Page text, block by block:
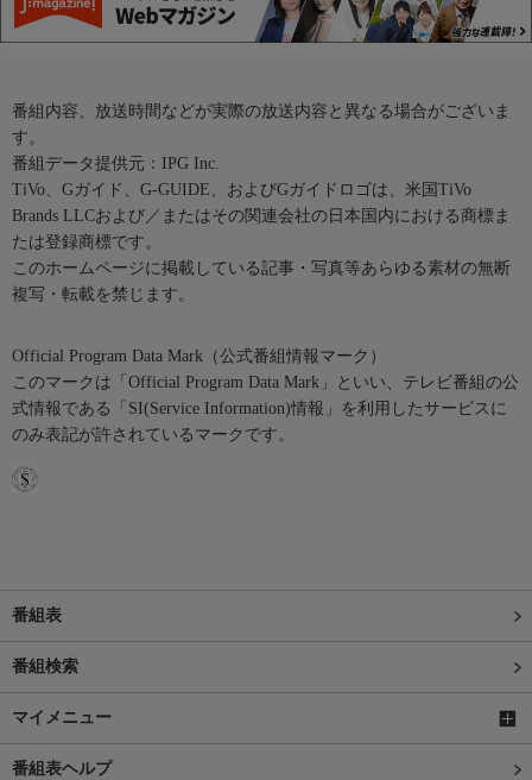
番組内容、放送時間などが実際の放送内容と異なる場合がございま
す。
番組データ提供元：IPG Inc.
TiVo、Gガイド、G-GUIDE、およびGガイドロゴは、米国TiVo
Brands LLCおよび／またはその関連会社の日本国内における商標ま
たは登録商標です。
このホームページに掲載している記事・写真等あらゆる素材の無断
複写・転載を禁じます。
Official Program Data Mark（公式番組情報マーク）
このマークは「Official Program Data Mark」といい、テレビ番組の公
式情報である「SI(Service Information)情報」を利用したサービスに
のみ表記が許されているマークです。
番組表
番組検索
マイメニュー
番組表ヘルプ